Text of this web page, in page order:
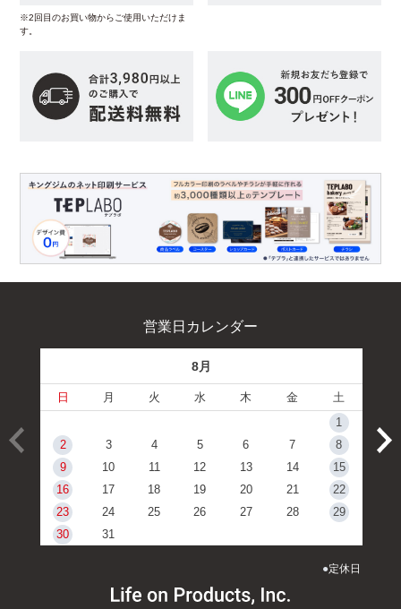
※2回目のお買い物からご使用いただけま
す。
営業日カレンダー
8月
日 月 火 水 木 金
土
1
2
3 4 5 6 7
8
9
10 11 12 13 14
15
16
17 18 19 20 21
22
23
24 25 26 27 28
29
30
31
●定休日